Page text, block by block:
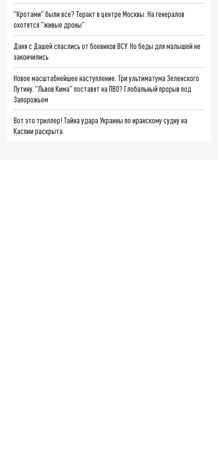
"Кротами" были все? Теракт в центре Москвы: На генералов
охотятся "живые дроны"
Даня с Дашей спаслись от боевиков ВСУ. Но беды для малышей не
закончились
Новое масштабнейшее наступление. Три ультиматума Зеленского
Путину. "Львов Кима" поставят на ПВО? Глобальный прорыв под
Запорожьем
Вот это триллер! Тайна удара Украины по иранскому судну на
Каспии раскрыта